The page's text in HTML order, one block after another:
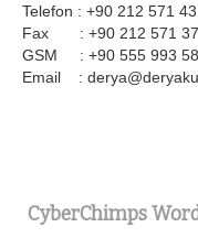
Telefon : +90 212 571
Fax : +90 212 571
GSM : +90 555 993
Email :
CyberChimps